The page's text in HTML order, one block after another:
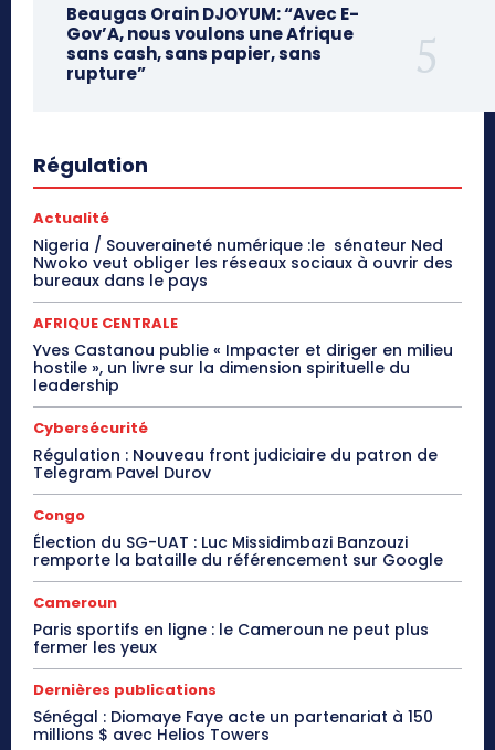
Beaugas Orain DJOYUM: “Avec E-
Gov’A, nous voulons une Afrique
sans cash, sans papier, sans
rupture”
Régulation
Actualité
Nigeria / Souveraineté numérique :le sénateur Ned
Nwoko veut obliger les réseaux sociaux à ouvrir des
bureaux dans le pays
AFRIQUE CENTRALE
Yves Castanou publie « Impacter et diriger en milieu
hostile », un livre sur la dimension spirituelle du
leadership
Cybersécurité
Régulation : Nouveau front judiciaire du patron de
Telegram Pavel Durov
Congo
Élection du SG-UAT : Luc Missidimbazi Banzouzi
remporte la bataille du référencement sur Google
Cameroun
Paris sportifs en ligne : le Cameroun ne peut plus
fermer les yeux
Dernières publications
Sénégal : Diomaye Faye acte un partenariat à 150
millions $ avec Helios Towers